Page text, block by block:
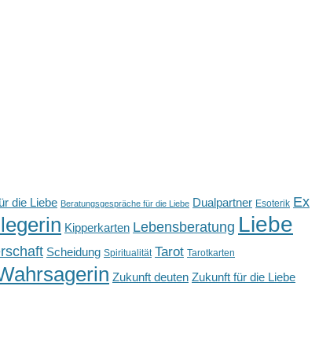
die Liebe Beratungsgespräche für die Liebe Dualpartner Esoterik Ex
Kipperkarten Lebensberatung Liebe
Scheidung Spiritualität Tarot Tarotkarten
Zukunft deuten Zukunft für die Liebe